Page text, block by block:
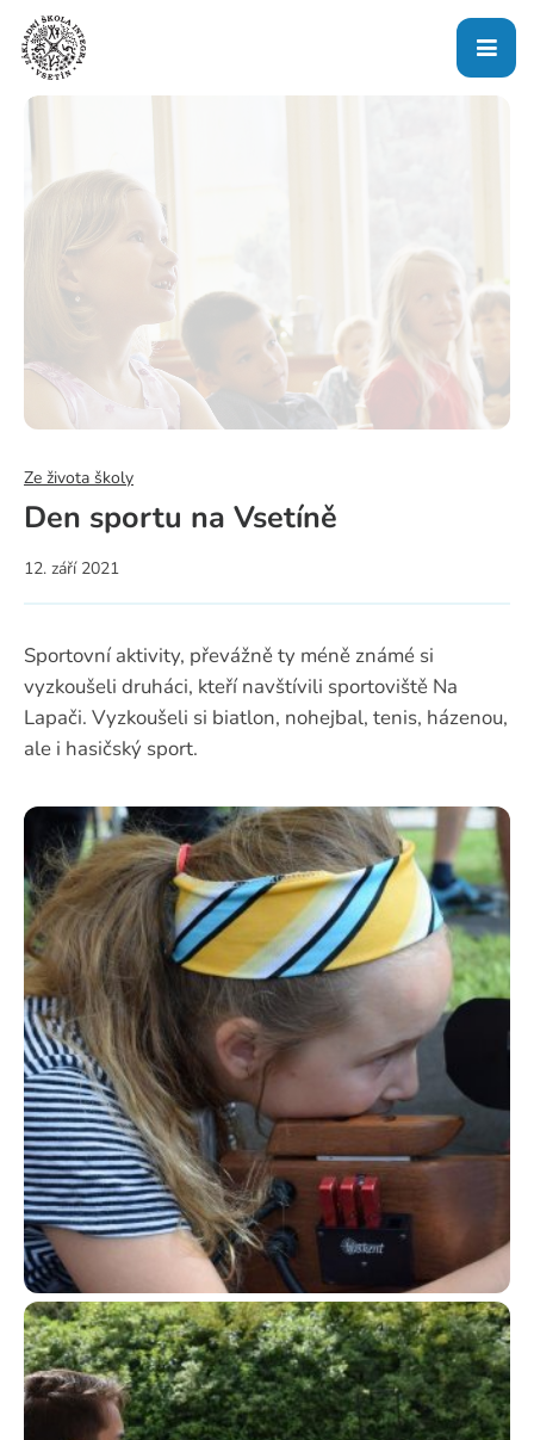
Ze života školy
Den sportu na Vsetíně
12. září 2021
Sportovní aktivity, převážně ty méně známé si
vyzkoušeli druháci, kteří navštívili sportoviště Na
Lapači. Vyzkoušeli si biatlon, nohejbal, tenis, házenou,
ale i hasičský sport.